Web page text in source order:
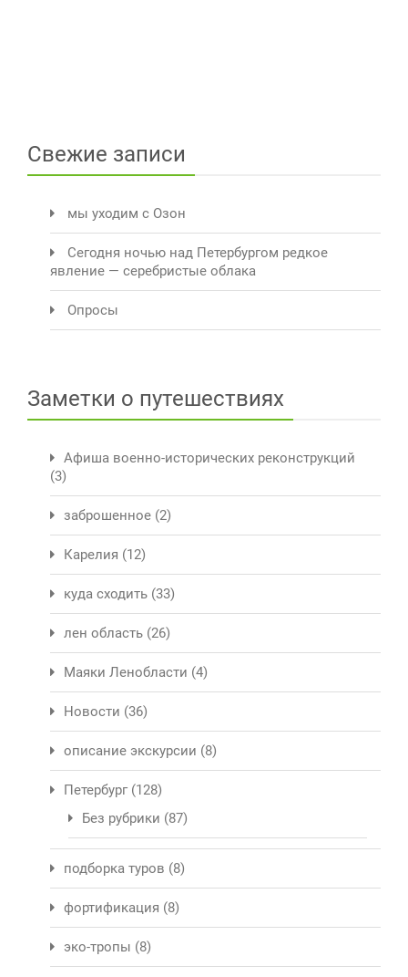
Свежие записи
мы уходим с Озон
Сегодня ночью над Петербургом редкое
явление — серебристые облака
Опросы
Заметки о путешествиях
Афиша военно-исторических реконструкций
(3)
заброшенное (2)
Карелия (12)
куда сходить (33)
лен область (26)
Маяки Ленобласти (4)
Новости (36)
описание экскурсии (8)
Петербург (128)
Без рубрики (87)
подборка туров (8)
фортификация (8)
эко-тропы (8)